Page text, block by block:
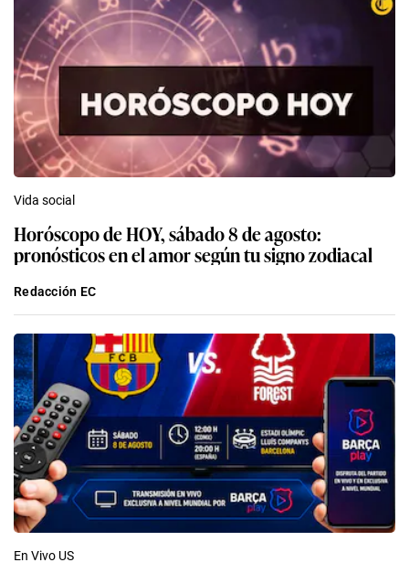
Vida social
Horóscopo de HOY, sábado 8 de agosto:
pronósticos en el amor según tu signo zodiacal
Redacción EC
En Vivo US